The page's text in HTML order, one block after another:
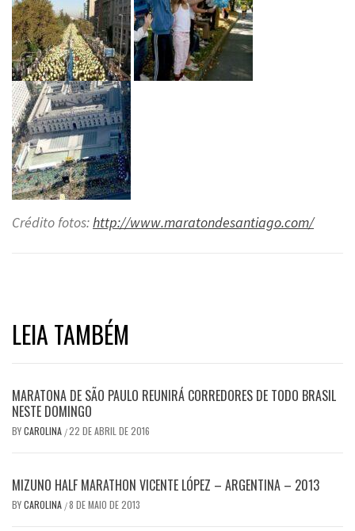
Crédito fotos:http://www.maratondesantiago.com/
LEIA TAMBÉM
MARATONA DE SÃO PAULO REUNIRÁ CORREDORES DE TODO BRASIL
NESTE DOMINGO
BYCAROLINA /22 DE ABRIL DE 2016
MIZUNO HALF MARATHON VICENTE LÓPEZ – ARGENTINA – 2013
BYCAROLINA /8 DE MAIO DE 2013